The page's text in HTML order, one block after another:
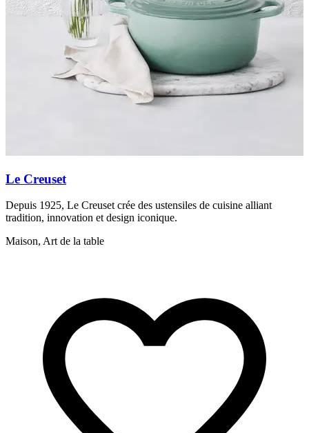
Le Creuset
Depuis 1925, Le Creuset crée des ustensiles de cuisine alliant
tradition, innovation et design iconique.
Maison, Art de la table